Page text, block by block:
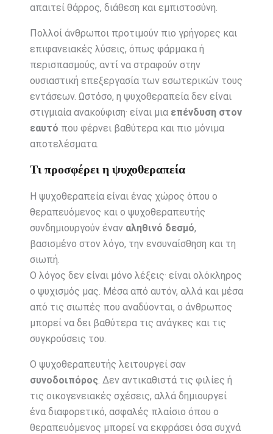
απαιτεί θάρρος, διάθεση και εμπιστοσύνη.
Πολλοί άνθρωποι προτιμούν πιο γρήγορες και
επιφανειακές λύσεις, όπως φάρμακα ή
περισπασμούς, αντί να στραφούν στην
ουσιαστική επεξεργασία των εσωτερικών τους
εντάσεων. Ωστόσο, η ψυχοθεραπεία δεν είναι
στιγμιαία ανακούφιση· είναι μια επένδυση στον
εαυτό που φέρνει βαθύτερα και πιο μόνιμα
αποτελέσματα.
Τι προσφέρει η ψυχοθεραπεία
Η ψυχοθεραπεία είναι ένας χώρος όπου ο
θεραπευόμενος και ο ψυχοθεραπευτής
συνδημιουργούν έναν αληθινό δεσμό,
βασισμένο στον λόγο, την ενσυναίσθηση και τη
σιωπή.
Ο λόγος δεν είναι μόνο λέξεις· είναι ολόκληρος
ο ψυχισμός μας. Μέσα από αυτόν, αλλά και μέσα
από τις σιωπές που αναδύονται, ο άνθρωπος
μπορεί να δει βαθύτερα τις ανάγκες και τις
συγκρούσεις του.
Ο ψυχοθεραπευτής λειτουργεί σαν
συνοδοιπόρος. Δεν αντικαθιστά τις φιλίες ή
τις οικογενειακές σχέσεις, αλλά δημιουργεί
ένα διαφορετικό, ασφαλές πλαίσιο όπου ο
θεραπευόμενος μπορεί να εκφράσει όσα συχνά